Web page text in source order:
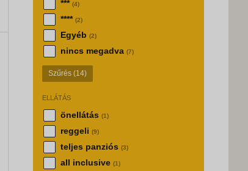
*** (4)
**** (2)
Egyéb (2)
nincs megadva (7)
Szűrés (14)
ELLÁTÁS
önellátás (1)
reggeli (9)
teljes panziós (3)
all inclusive (1)